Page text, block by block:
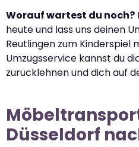
Worauf wartest du noch?
heute und lass uns deinen
Reutlingen zum Kinderspiel
Umzugsservice kannst du
zurücklehnen und dich auf
Düsseldorf